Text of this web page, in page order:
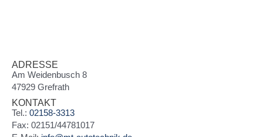
ADRESSE
Am Weidenbusch 8
47929 Grefrath
KONTAKT
Tel.: 02158-3313
Fax: 02151/44781017